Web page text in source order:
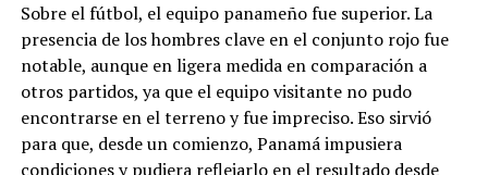
Sobre el fútbol, el equipo panameño fue superior. La
presencia de los hombres clave en el conjunto rojo fue
notable, aunque en ligera medida en comparación a
otros partidos, ya que el equipo visitante no pudo
encontrarse en el terreno y fue impreciso. Eso sirvió
para que, desde un comienzo, Panamá impusiera
condiciones y pudiera reflejarlo en el resultado desde